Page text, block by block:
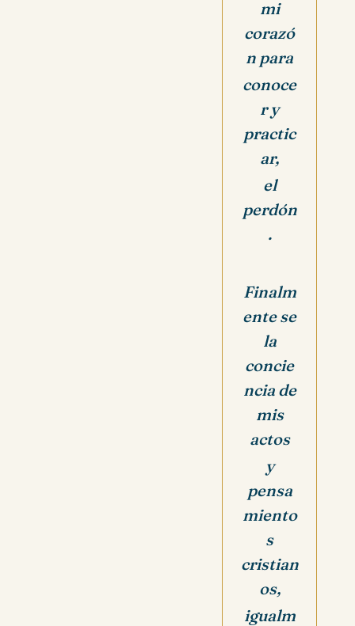
mi
corazó
n para
conoce
r y
practic
ar,
el
perdón
.
Finalm
ente se
la
concie
ncia de
mis
actos
y
pensa
miento
s
cristian
os,
igualm